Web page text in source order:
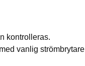
kontrolleras.
vanlig strömbrytare